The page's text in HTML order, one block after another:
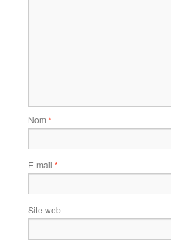
Nom *
E-mail *
Site web